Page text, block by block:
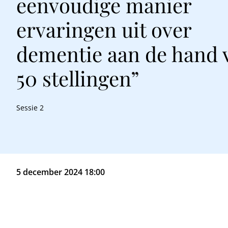
ervaringen uit over
dementie aan de hand
50 stellingen”
Sessie 2
5 december 2024 18:00